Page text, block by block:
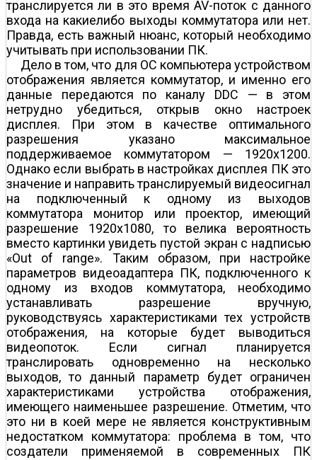
транслируется ли в это время AV-поток с данного
входа на какие­либо выходы коммутатора или нет.
Правда, есть важный нюанс, который необходимо
учитывать при использовании ПК.
Дело в том, что для ОС компьютера устройством
отображения является коммутатор, и именно его
данные передаются по каналу DDC — в этом
нетрудно убедиться, открыв окно настроек
дисплея. При этом в качестве оптимального
разрешения указано максимальное
поддерживаемое коммутатором — 1920x1200.
Однако если выбрать в настройках дисплея ПК это
значение и направить транслируемый видеосигнал
на подключенный к одному из выходов
коммутатора монитор или проектор, имеющий
разрешение 1920x1080, то велика вероятность
вместо картинки увидеть пустой экран с надписью
«Out of range». Таким образом, при настройке
параметров видеоадаптера ПК, подключенного к
одному из входов коммутатора, необходимо
устанавливать разрешение вручную,
руководствуясь характеристиками тех устройств
отображения, на которые будет выводиться
видеопоток. Если сигнал планируется
транслировать одновременно на несколько
выходов, то данный параметр будет ограничен
характеристиками устройства отображения,
имеющего наименьшее разрешение. Отметим, что
это ни в коей мере не является конструктивным
недостатком коммутатора: проблема в том, что
создатели применяемой в современных ПК